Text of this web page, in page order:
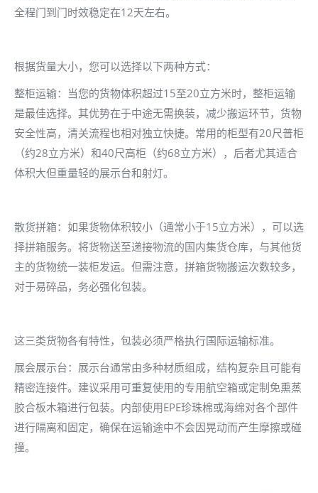
全程门到门时效稳定在12天左右。
根据货量大小，您可以选择以下两种方式：
整柜运输：当您的货物体积超过15至20立方米时，整柜运输
是最佳选择。其优势在于中途无需换装，减少搬运环节，货物
安全性高，清关流程也相对独立快捷。常用的柜型有20尺普柜
（约28立方米）和40尺高柜（约68立方米），后者尤其适合
体积大但重量轻的展示台和射灯。
散货拼箱：如果货物体积较小（通常小于15立方米），可以选
择拼箱服务。将货物送至递接物流的国内集货仓库，与其他货
主的货物统一装柜发运。但需注意，拼箱货物搬运次数较多，
对于易碎品，务必强化包装。
这三类货物各有特性，包装必须严格执行国际运输标准。
展会展示台：展示台通常由多种材质组成，结构复杂且可能有
精密连接件。建议采用可重复使用的专用航空箱或定制免熏蒸
胶合板木箱进行包装。内部使用EPE珍珠棉或海绵对各个部件
进行隔离和固定，确保在运输途中不会因晃动而产生摩擦或碰
撞。